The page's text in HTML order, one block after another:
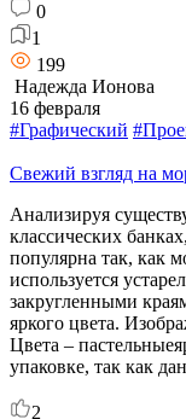
0
1
199
Надежда Ионова
16 февраля
#Графический
Свежий взгляд на
Анализируя
классических
популярна так, как
используется
закругленными
яркого цвета.
Цвета –
упаковке, так как
2